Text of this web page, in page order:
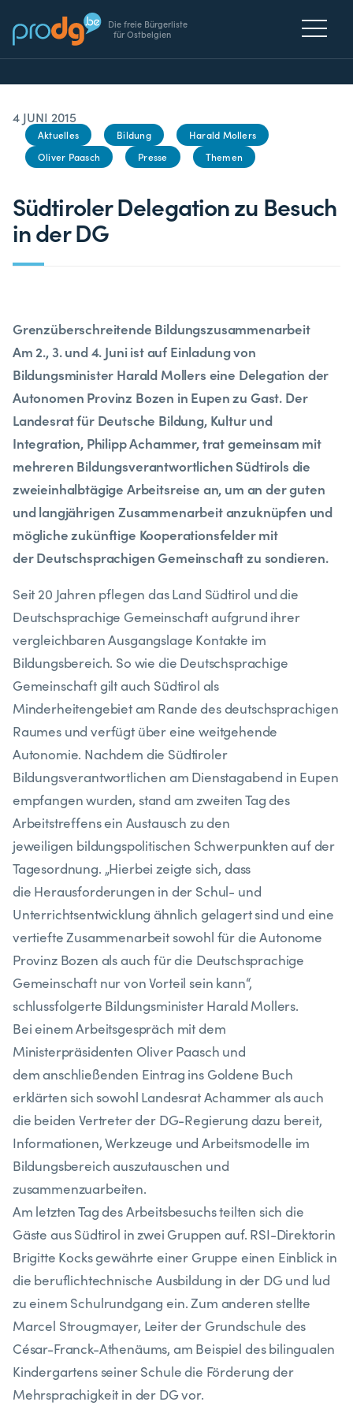
Die freie Bürgerliste
für Ostbelgien
4 JUNI 2015
Aktuelles Bildung
Harald Mollers
Oliver Paasch
Presse Themen
Südtiroler Delegation zu Besuch
in der DG
Grenzüberschreitende Bildungszusammenarbeit
Am 2., 3. und 4. Juni ist auf Einladung von
Bildungsminister Harald Mollers eine Delegation der
Autonomen Provinz Bozen in Eupen zu Gast. Der
Landesrat für Deutsche Bildung, Kultur und
Integration, Philipp Achammer, trat gemeinsam mit
mehreren Bildungsverantwortlichen Südtirols die
zweieinhalbtägige Arbeitsreise an, um an der guten
und langjährigen Zusammenarbeit anzuknüpfen und
mögliche zukünftige Kooperationsfelder mit
der Deutschsprachigen Gemeinschaft zu sondieren.
Seit 20 Jahren pflegen das Land Südtirol und die
Deutschsprachige Gemeinschaft aufgrund ihrer
vergleichbaren Ausgangslage Kontakte im
Bildungsbereich. So wie die Deutschsprachige
Gemeinschaft gilt auch Südtirol als
Minderheitengebiet am Rande des deutschsprachigen
Raumes und verfügt über eine weitgehende
Autonomie. Nachdem die Südtiroler
Bildungsverantwortlichen am Dienstagabend in Eupen
empfangen wurden, stand am zweiten Tag des
Arbeitstreffens ein Austausch zu den
jeweiligen bildungspolitischen Schwerpunkten auf der
Tagesordnung. „Hierbei zeigte sich, dass
die Herausforderungen in der Schul- und
Unterrichtsentwicklung ähnlich gelagert sind und eine
vertiefte Zusammenarbeit sowohl für die Autonome
Provinz Bozen als auch für die Deutschsprachige
Gemeinschaft nur von Vorteil sein kann“,
schlussfolgerte Bildungsminister Harald Mollers.
Bei einem Arbeitsgespräch mit dem
Ministerpräsidenten Oliver Paasch und
dem anschließenden Eintrag ins Goldene Buch
erklärten sich sowohl Landesrat Achammer als auch
die beiden Vertreter der DG-Regierung dazu bereit,
Informationen, Werkzeuge und Arbeitsmodelle im
Bildungsbereich auszutauschen und
zusammenzuarbeiten.
Am letzten Tag des Arbeitsbesuchs teilten sich die
Gäste aus Südtirol in zwei Gruppen auf. RSI-Direktorin
Brigitte Kocks gewährte einer Gruppe einen Einblick in
die beruflichtechnische Ausbildung in der DG und lud
zu einem Schulrundgang ein. Zum anderen stellte
Marcel Strougmayer, Leiter der Grundschule des
César-Franck-Athenäums, am Beispiel des bilingualen
Kindergartens seiner Schule die Förderung der
Mehrsprachigkeit in der DG vor.